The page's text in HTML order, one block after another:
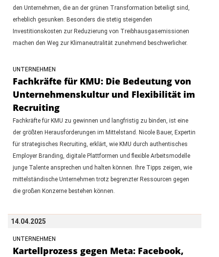
den Unternehmen, die an der grünen Transformation beteiligt sind,
erheblich gesunken. Besonders die stetig steigenden
Investitionskosten zur Reduzierung von Treibhausgasemissionen
machen den Weg zur Klimaneutralität zunehmend beschwerlicher.
UNTERNEHMEN
Fachkräfte für KMU: Die Bedeutung von
Unternehmenskultur und Flexibilität im
Recruiting
Fachkräfte für KMU zu gewinnen und langfristig zu binden, ist eine
der größten Herausforderungen im Mittelstand. Nicole Bauer, Expertin
für strategisches Recruiting, erklärt, wie KMU durch authentisches
Employer Branding, digitale Plattformen und flexible Arbeitsmodelle
junge Talente ansprechen und halten können. Ihre Tipps zeigen, wie
mittelständische Unternehmen trotz begrenzter Ressourcen gegen
die großen Konzerne bestehen können.
14.04.2025
UNTERNEHMEN
Kartellprozess gegen Meta: Facebook,